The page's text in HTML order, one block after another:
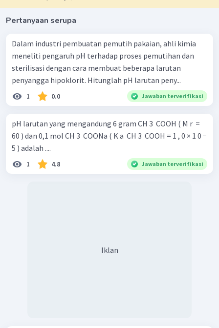
Pertanyaan serupa
Dalam industri pembuatan pemutih pakaian, ahli kimia
meneliti pengaruh pH terhadap proses pemutihan dan
sterilisasi dengan cara membuat beberapa larutan
penyangga hipoklorit. Hitunglah pH larutan peny...
1 0.0 Jawaban terverifikasi
pH larutan yang mengandung 6 gram CH 3 ​ COOH ( M r ​ =
60 ) dan 0,1 mol CH 3 ​ COONa ( K a ​ CH 3 ​ COOH = 1 , 0 × 1 0 −
5 ) adalah ....
1 4.8 Jawaban terverifikasi
Iklan